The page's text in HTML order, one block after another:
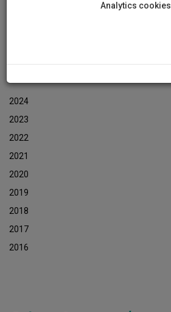
2024
2023
2022
2021
2020
2019
2018
2017
2016
Analytics cookies